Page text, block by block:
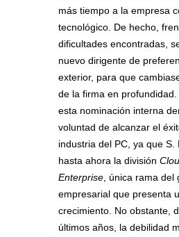
más tiempo a la empresa
tecnológico. De hecho,
dificultades encontradas,
nuevo dirigente de
exterior, para que
de la firma en profundidad.
esta nominación interna
voluntad de alcanzar el
industria del PC, ya que S.
hasta ahora la división
Enterprise , única rama del
empresarial que presenta
crecimiento. No obstante,
últimos años, la debilidad